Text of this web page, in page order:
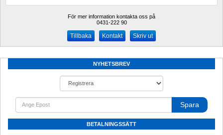
För mer information kontakta oss på
0431-222 90
Kontakt Skriv ut
NYHETSBREV
Spara
BETALNINGSSÄTT